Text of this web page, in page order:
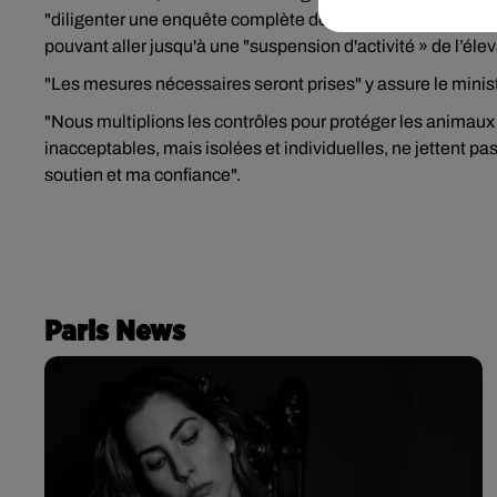
"diligenter une enquête complète de l'état de
pouvant aller jusqu'à une "suspension d'activité » de
"Les mesures nécessaires seront prises" y assure le
"Nous multiplions les contrôles pour protéger les
inacceptables, mais isolées et individuelles, ne jettent
soutien et ma confiance".
Paris News